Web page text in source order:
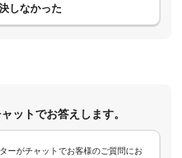
しなかった
ットでお答えします。
ーがチャットでお客様のご質問にお